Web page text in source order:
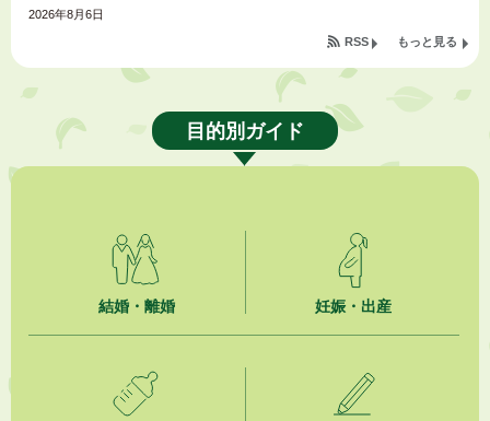
2026年8月6日
令和８年度公民館等（大東北公民館、大須賀中央公民館）講座のお知らせ
2026年8月6日
熱中症対策「クーリングシェルター」の設置について
「お茶を知る・体験する講座」を開催します
2026年8月5日
掛川市広告入り窓口封筒無償提供者募集
もっと見る
RSS
目的別ガイド
結婚・離婚 妊娠・出産